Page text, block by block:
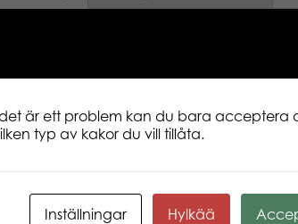
pcs pussel
Tactic
1000 pcs
är ett problem kan du bara acceptera
typ av kakor du vill tillåta.
Inställningar Hylkää